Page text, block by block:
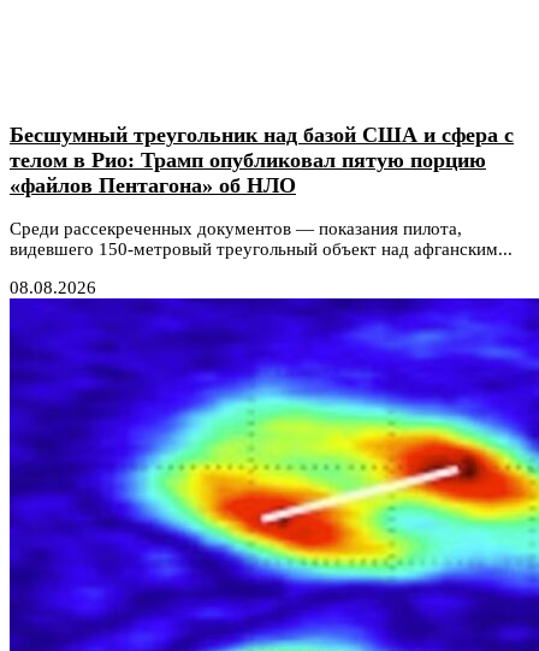
Бесшумный треугольник над базой США и сфера с
телом в Рио: Трамп опубликовал пятую порцию
«файлов Пентагона» об НЛО
Среди рассекреченных документов — показания пилота,
видевшего 150-метровый треугольный объект над афганским...
08.08.2026